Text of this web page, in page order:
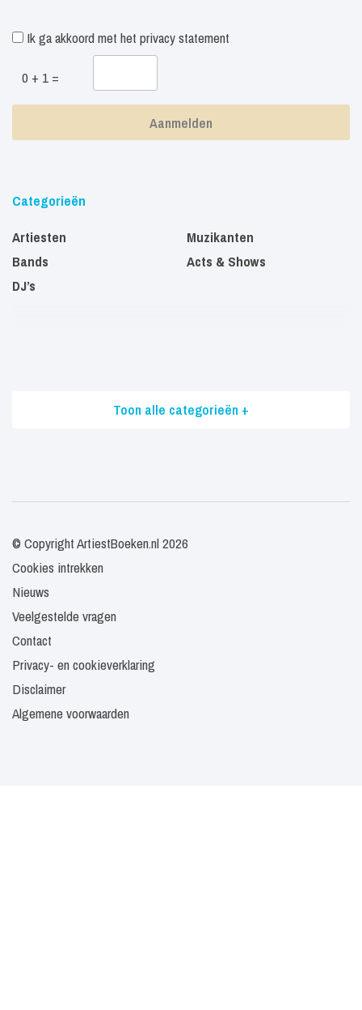
Ik ga akkoord met het privacy statement
0 + 1 =
Categorieën
Artiesten
Bands
DJ’s
Muzikanten
Acts & Shows
Toon alle categorieën +
© Copyright ArtiestBoeken.nl 2026
Cookies intrekken
Nieuws
Veelgestelde vragen
Contact
Privacy- en cookieverklaring
Disclaimer
Algemene voorwaarden